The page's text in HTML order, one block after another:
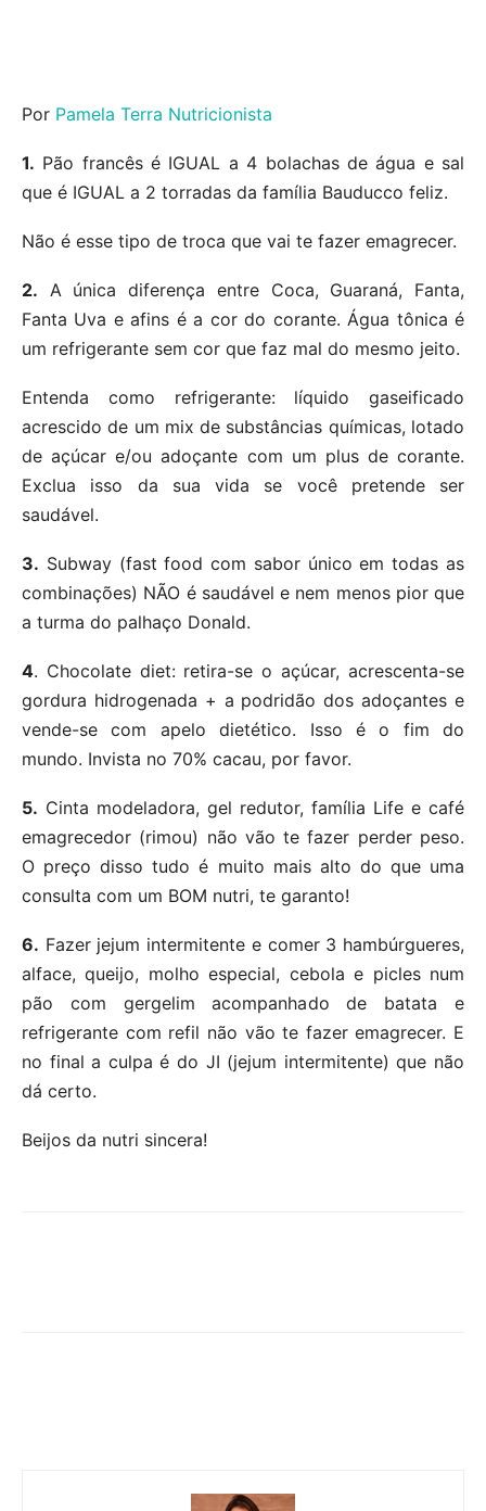
Por Pamela Terra Nutricionista
1. Pão francês é IGUAL a 4 bolachas de água e sal
que é IGUAL a 2 torradas da família Bauducco feliz.
Não é esse tipo de troca que vai te fazer emagrecer.
2. A única diferença entre Coca, Guaraná, Fanta,
Fanta Uva e afins é a cor do corante. Água tônica é
um refrigerante sem cor que faz mal do mesmo jeito.
Entenda como refrigerante: líquido gaseificado
acrescido de um mix de substâncias químicas, lotado
de açúcar e/ou adoçante com um plus de corante.
Exclua isso da sua vida se você pretende ser
saudável.
3. Subway (fast food com sabor único em todas as
combinações) NÃO é saudável e nem menos pior que
a turma do palhaço Donald.
4. Chocolate diet: retira-se o açúcar, acrescenta-se
gordura hidrogenada + a podridão dos adoçantes e
vende-se com apelo dietético. Isso é o fim do
mundo. Invista no 70% cacau, por favor.
5. Cinta modeladora, gel redutor, família Life e café
emagrecedor (rimou) não vão te fazer perder peso.
O preço disso tudo é muito mais alto do que uma
consulta com um BOM nutri, te garanto!
6. Fazer jejum intermitente e comer 3 hambúrgueres,
alface, queijo, molho especial, cebola e picles num
pão com gergelim acompanhado de batata e
refrigerante com refil não vão te fazer emagrecer. E
no final a culpa é do JI (jejum intermitente) que não
dá certo.
Beijos da nutri sincera!